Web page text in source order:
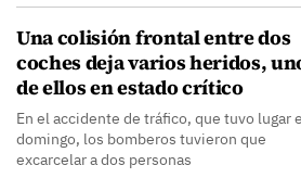
Una colisión frontal entre dos
coches deja varios heridos,
de ellos en estado crítico
En el accidente de tráfico, que tuvo lugar
domingo, los bomberos tuvieron que
excarcelar a dos personas